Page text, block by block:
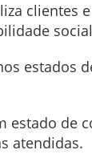
clientes e
estados
estado de
atendidas.